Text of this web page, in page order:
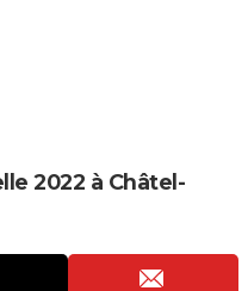
2022 à Châtel-